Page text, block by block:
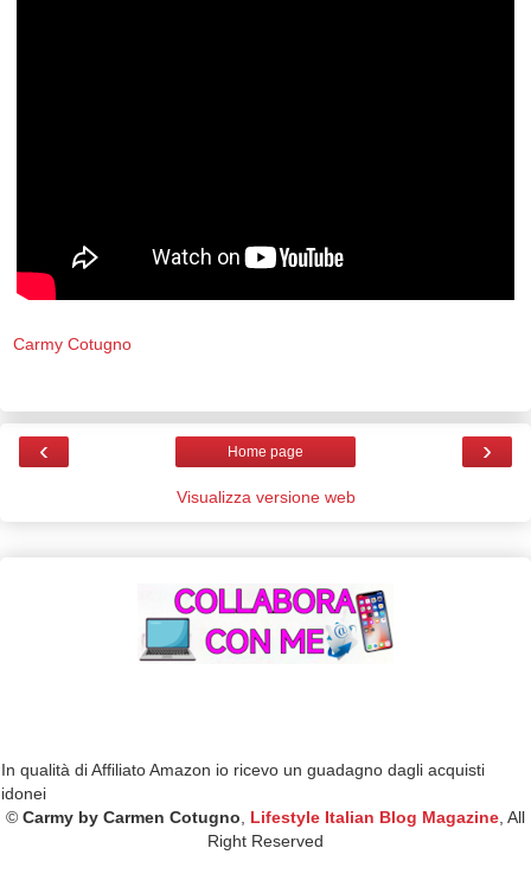
Carmy Cotugno
‹ ›
Home page
Visualizza versione web
In qualità di Affiliato Amazon io ricevo un guadagno dagli acquisti
idonei
© Carmy by Carmen Cotugno, Lifestyle Italian Blog Magazine, All
Right Reserved